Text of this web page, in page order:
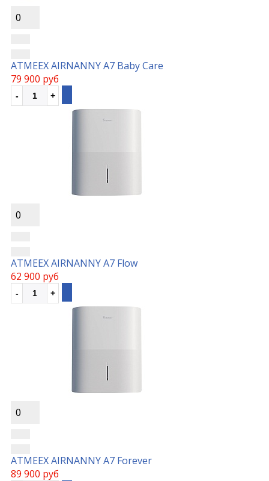
0
ATMEEX AIRNANNY A7 Baby Care
79 900 руб
0
ATMEEX AIRNANNY A7 Flow
62 900 руб
0
ATMEEX AIRNANNY A7 Forever
89 900 руб